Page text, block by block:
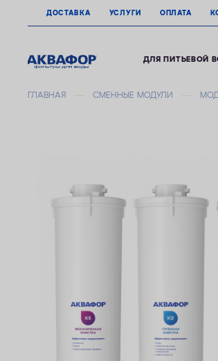
ДОСТАВКА УСЛУГИ ОПЛАТА
ДЛЯ ПИТЬЕВОЙ
ГЛАВНАЯ СМЕННЫЕ МОДУЛИ